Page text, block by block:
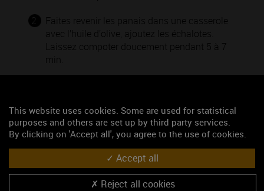
2
Faites revenir les panais dans une casserole
avec l’huile d’olive, ajoutez les échalotes.
Laissez compoter doucement pendant 5 à 7
min.
Pendant ce temps, dorez les tranches de
pancetta dans une poêle.
4
Passez au mixer (ou mieux, au blender) les
panais cuits avec la crème, jusqu’à ce que le
mélange devienne onctueux.
This website uses cookies. Some are used for statistical
purposes and others are set up by third party services.
By clicking on 'Accept all', you agree to the use of cookies.
Accept all
Reject all cookies